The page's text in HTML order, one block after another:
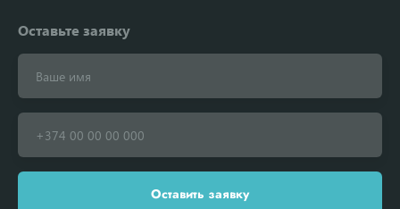
Оставьте заявку
Оставить заявку